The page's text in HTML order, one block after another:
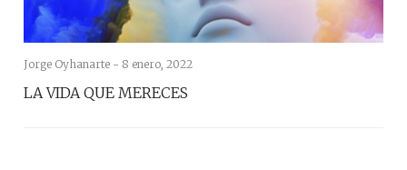
Jorge Oyhanarte - 8 enero, 2022
LA VIDA QUE MERECES